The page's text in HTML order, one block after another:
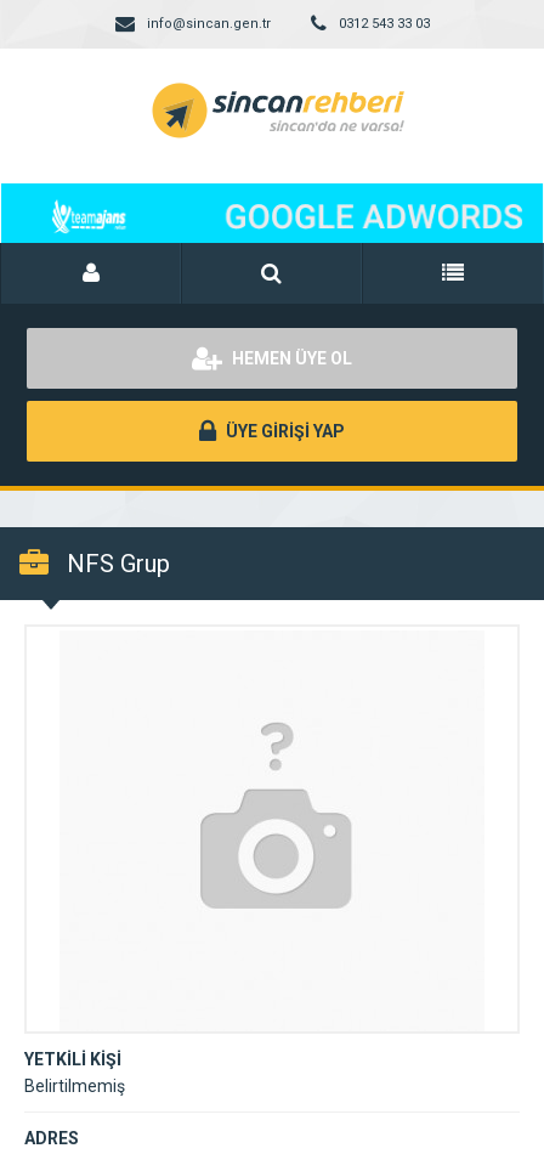
info@sincan.gen.tr 0312 543 33 03
HEMEN ÜYE OL
ÜYE GİRİŞİ YAP
NFS Grup
YETKİLİ KİŞİ
Belirtilmemiş
ADRES